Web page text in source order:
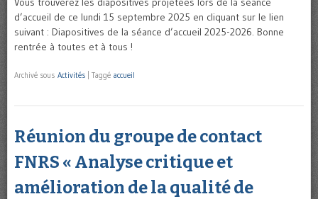
d’accueil de ce lundi 15 septembre 2025 en cliquant sur le lien
suivant : Diapositives de la séance d’accueil 2025-2026. Bonne
rentrée à toutes et à tous !
Archivé sous Activités Taggé accueil
Réunion du groupe de contact
FNRS « Analyse critique et
amélioration de la qualité de